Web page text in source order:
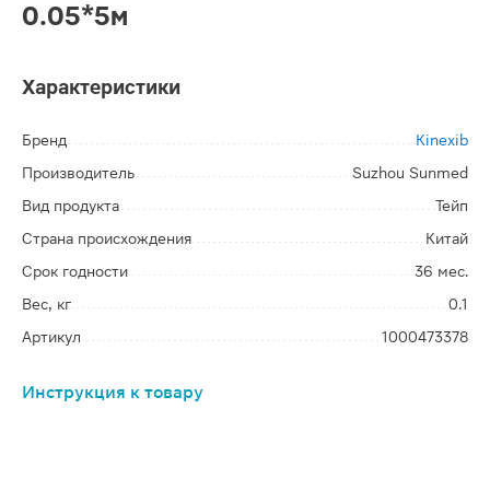
0.05*5м
Характеристики
Бренд
Kinexib
Производитель
Suzhou Sunmed
Вид продукта
Тейп
Страна происхождения
Китай
Срок годности
36 мес.
Вес, кг
0.1
Артикул
1000473378
Инструкция к товару